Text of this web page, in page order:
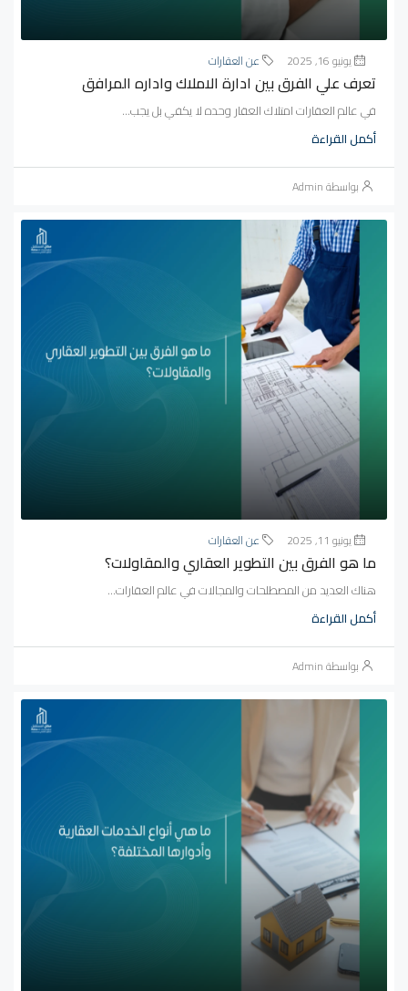
يونيو 16, 2025 عن العقارات
تعرف علي الفرق بين ادارة الاملاك واداره المرافق
في عالم العقارات امتلاك العقار وحده لا يكفي بل يجب...
أكمل القراءة
بواسطة Admin
يونيو 11, 2025 عن العقارات
ما هو الفرق بين التطوير العقاري والمقاولات؟
هناك العديد من المصطلحات والمجالات في عالم العقارات...
أكمل القراءة
بواسطة Admin